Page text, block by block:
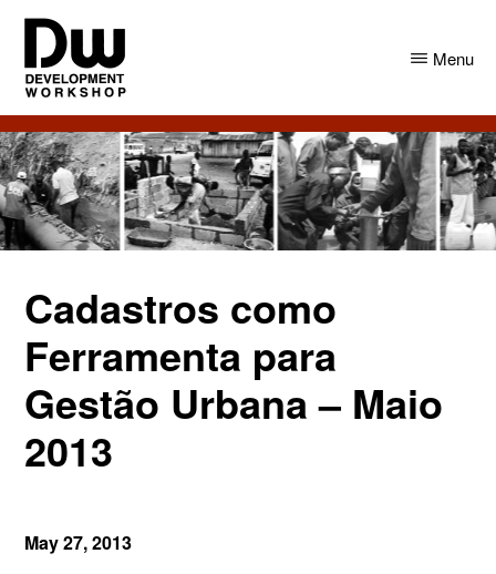
Skip
main
content
Skip
primary
sidebar
DW
Angola
Development
Workshop
Angola
Menu
Cadastros como
Ferramenta para
Gestão Urbana – Maio
2013
May 27, 2013